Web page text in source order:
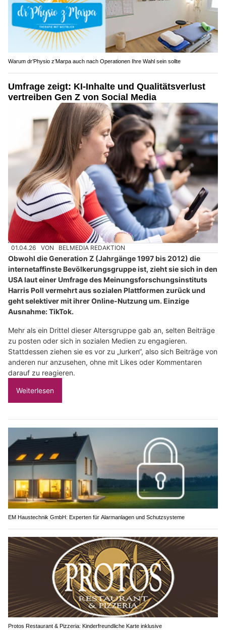
Warum dr’Physio z’Marpa auch nach Operationen Ihre Wahl sein sollte
Umfrage zeigt: KI-Inhalte und Qualitätsverlust
vertreiben Gen Z von Social Media
01.04.26 VON BELMEDIA REDAKTION
Obwohl die Generation Z (Jahrgänge 1997 bis 2012) die
internetaffinste Bevölkerungsgruppe ist, zieht sie sich in den
USA laut einer Umfrage des Meinungsforschungsinstituts
Harris Poll vermehrt aus sozialen Plattformen zurück und
geht selektiver mit ihrer Online-Nutzung um. Einzige
Ausnahme: TikTok.
Mehr als ein Drittel dieser Altersgruppe gab an, selten Beiträge
zu posten oder sich in sozialen Medien zu engagieren.
Stattdessen ziehen sie es vor zu „lurken“, also sich Beiträge von
anderen nur anzusehen, ohne mit Likes oder Kommentaren
darauf zu reagieren.
Weiterlesen
EM Haustechnik GmbH: Experten für Alarmanlagen und Schutzsysteme
Protos Restaurant & Pizzeria: Kinderfreundliche Karte inklusive